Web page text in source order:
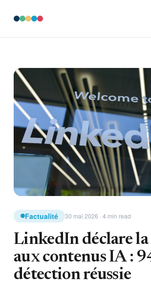
Factualité 30 mai 2026 · 4 min read
LinkedIn déclare
aux contenus IA :
détection réussie